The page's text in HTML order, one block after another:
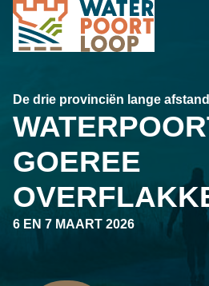
Ga naar de inhoud
Waterpoortloop
De drie provinciën lange
GOEREE
6 EN 7 MAART 2026